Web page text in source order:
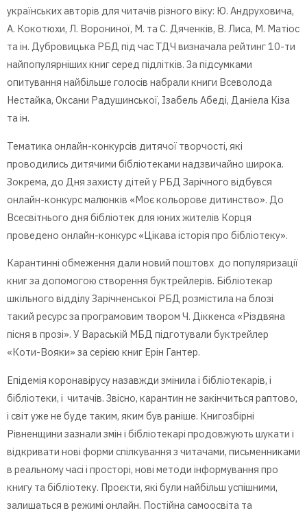
українських авторів для читачів різного віку: Ю. Андруховича,
А. Кокотюхи, Л. Ворониної, М. та С. Дяченків, В. Лиса, М. Матіос
та ін. Дубровицька РБД під час ТДЧ визначала рейтинг 10-ти
найпопулярніших книг серед підлітків. За підсумками
опитування найбільше голосів набрали книги Всеволода
Нестайка, Оксани Радушинської, Ізабель Абеді, Даніела Кіза
та ін.
Тематика онлайн-конкурсів дитячої творчості, які
проводились дитячими бібліотеками надзвичайно широка.
Зокрема, до Дня захисту дітей у РБД Зарічного відбувся
онлайн-конкурс малюнків «Моє кольорове дитинство». До
Всесвітнього дня бібліотек для юних жителів Корця
проведено онлайн-конкурс «Цікава історія про бібліотеку».
Карантинні обмеження дали новий поштовх до популяризації
книг за допомогою створення буктрейлерів. Бібліотекар
шкільного відділу Зарічненської РБД розмістила на блозі
такий ресурс за програмовим твором Ч. Діккенса «Різдвяна
пісня в прозі». У Вараській МБД підготували буктрейлер
«Коти-Вояки» за серією книг Ерін Гантер.
Епідемія коронавірусу назавжди змінила і бібліотекарів, і
бібліотеки, і читачів. Звісно, карантин не закінчиться раптово,
і світ уже не буде таким, яким був раніше. Книгозбірні
Рівненщини зазнали змін і бібліотекарі продовжують шукати і
відкривати нові форми спілкування з читачами, письменниками
в реальному часі і просторі, нові методи інформування про
книгу та бібліотеку. Проєкти, які були найбільш успішними,
залишаться в режимі онлайн. Постійна самоосвіта та